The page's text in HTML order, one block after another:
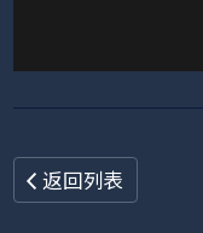
返回列表